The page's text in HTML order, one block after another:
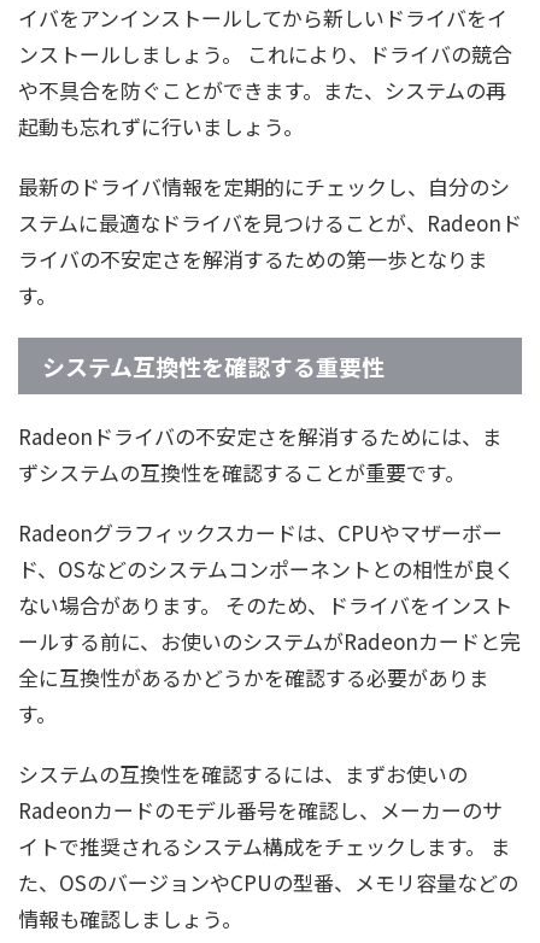
イバをアンインストールしてから新しいドライバをイ
ンストールしましょう。 これにより、ドライバの競合
や不具合を防ぐことができます。また、システムの再
起動も忘れずに行いましょう。
最新のドライバ情報を定期的にチェックし、自分のシ
ステムに最適なドライバを見つけることが、Radeonド
ライバの不安定さを解消するための第一歩となりま
す。
システム互換性を確認する重要性
Radeonドライバの不安定さを解消するためには、ま
ずシステムの互換性を確認することが重要です。
Radeonグラフィックスカードは、CPUやマザーボー
ド、OSなどのシステムコンポーネントとの相性が良く
ない場合があります。 そのため、ドライバをインスト
ールする前に、お使いのシステムがRadeonカードと完
全に互換性があるかどうかを確認する必要がありま
す。
システムの互換性を確認するには、まずお使いの
Radeonカードのモデル番号を確認し、メーカーのサ
イトで推奨されるシステム構成をチェックします。 ま
た、OSのバージョンやCPUの型番、メモリ容量などの
情報も確認しましょう。